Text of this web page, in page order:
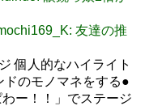
友達の推
個人的なハイライト
ドのモノマネをする●
ー！！」でステージ